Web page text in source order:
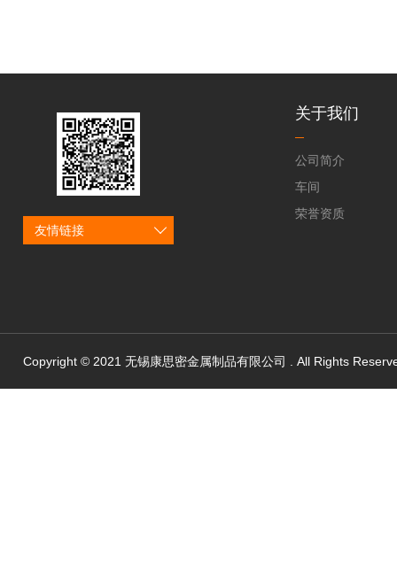
友情链接
关于我们
公司简介
车间
荣誉资质
Copyright © 2021 无锡康思密金属制品有限公司 . All Rights